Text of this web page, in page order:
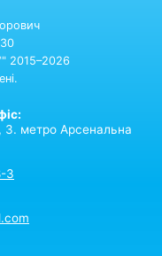
2015–2026
3. метро Арсенальна
3